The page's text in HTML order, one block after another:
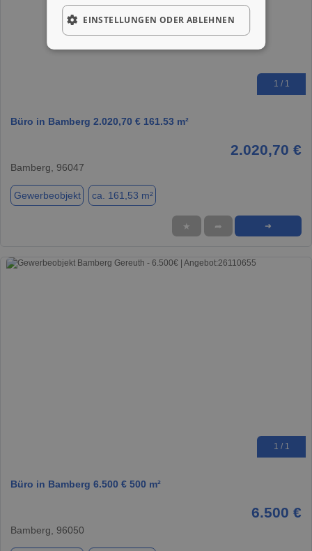
1 / 1
Büro in Bamberg 2.020,70 € 161.53 m²
2.020,70 €
Bamberg, 96047
Gewerbeobjekt ca. 161,53 m²
★ ➦ ➜
1 / 1
Büro in Bamberg 6.500 € 500 m²
6.500 €
Bamberg, 96050
EINSTELLUNGEN ODER ABLEHNEN